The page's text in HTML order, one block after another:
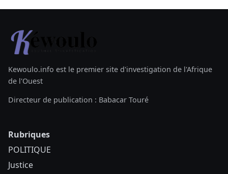
Kewoulo.info est le premier site d'investigation de l'Afrique
de l'Ouest
Directeur de publication : Babacar Touré
Rubriques
POLITIQUE
Justice